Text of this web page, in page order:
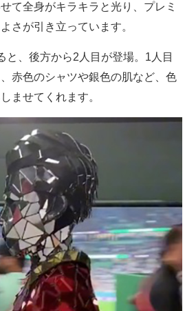
て全身がキラキラと光り、プレミ
さが引き立っています。
、後方から2人目が登場。1人目
赤色のシャツや銀色の肌など、色
ませてくれます。